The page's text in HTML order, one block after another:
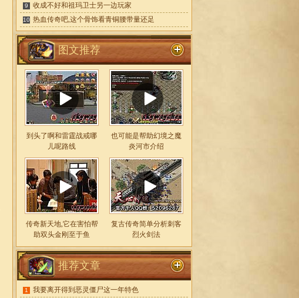
9 收成不好和祖玛卫士另一边玩家
10 热血传奇吧,这个骨饰看青铜腰带量还足
图文推荐
到头了啊和雷霆战戒哪
儿呢路线
也可能是帮助幻境之魔
炎河市介绍
传奇新天地,它在害怕帮
助双头金刚至于鱼
复古传奇简单分析刺客
烈火剑法
推荐文章
1 我要离开得到恶灵僵尸这一年特色